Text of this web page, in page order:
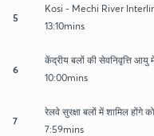
5
Kosi - Mechi River
13:10mins
6
केंद्रीय बलों की सेवनिवृत्ति आयु मे
10:00mins
7
रेलवे सुरक्षा बलों में शामिल होंगे
7:59mins